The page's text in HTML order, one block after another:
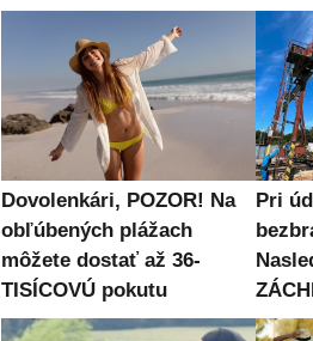
Dovolenkári, POZOR! Na
obľúbených plážach
môžete dostať až 36-
TISÍCOVÚ pokutu
Pri